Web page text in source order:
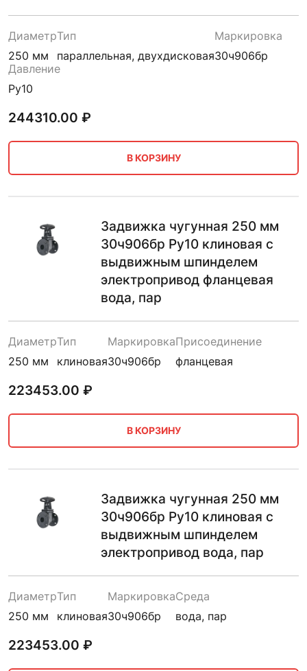
Диаметр
250 мм
Тип
параллельная, двухдисковая
Маркировка
30ч906бр
Давление
Ру10
244310.00 ₽
В КОРЗИНУ
Задвижка чугунная 250 мм
30ч906бр Ру10 клиновая с
выдвижным шпинделем
электропривод фланцевая
вода, пар
Диаметр
250 мм
Тип
клиновая
Маркировка
30ч906бр
Присоединение
фланцевая
223453.00 ₽
В КОРЗИНУ
Задвижка чугунная 250 мм
30ч906бр Ру10 клиновая с
выдвижным шпинделем
электропривод вода, пар
Диаметр
250 мм
Тип
клиновая
Маркировка
30ч906бр
Среда
вода, пар
223453.00 ₽